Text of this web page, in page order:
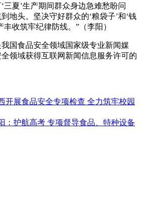
三夏’生产期间群众身边急难愁盼问
地头。坚决守好群众的‘粮袋子’和‘钱
收筑牢纪律防线。”（李阳）
食品安全领域国家级专业新闻媒
领域获得互联网新闻信息服务许可的
开展食品安全专项检查 全力筑牢校园
：护航高考 专项督导食品、特种设备